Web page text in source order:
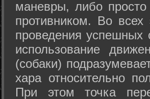
маневры, либо
противником. Во
проведения успешных
использование
(собаки)
хара относительно
При этом точка